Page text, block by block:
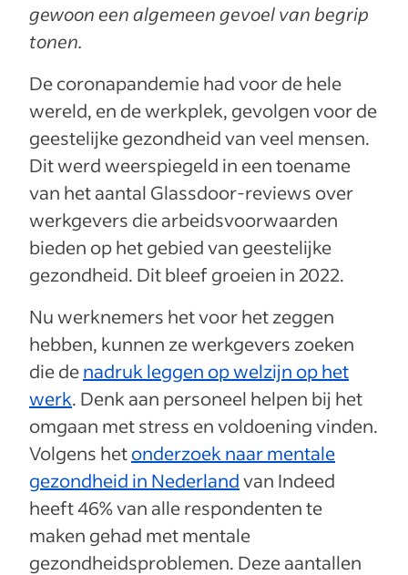
gewoon een algemeen gevoel van begrip
tonen.
De coronapandemie had voor de hele
wereld, en de werkplek, gevolgen voor de
geestelijke gezondheid van veel mensen.
Dit werd weerspiegeld in een toename
van het aantal Glassdoor-reviews over
werkgevers die arbeidsvoorwaarden
bieden op het gebied van geestelijke
gezondheid. Dit bleef groeien in 2022.
Nu werknemers het voor het zeggen
hebben, kunnen ze werkgevers zoeken
die denadruk leggen op welzijn op het
werk. Denk aan personeel helpen bij het
omgaan met stress en voldoening vinden.
Volgens hetonderzoek naar mentale
gezondheid in Nederlandvan Indeed
heeft 46% van alle respondenten te
maken gehad met mentale
gezondheidsproblemen. Deze aantallen